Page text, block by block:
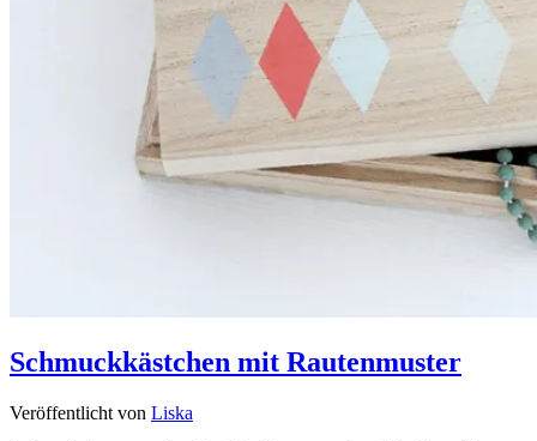
Schmuckkästchen mit Rautenmuster
Veröffentlicht von Liska